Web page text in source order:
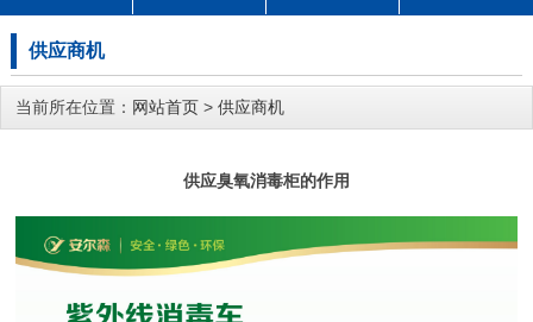
供应商机
当前所在位置： 网站首页 > 供应商机
供应臭氧消毒柜的作用